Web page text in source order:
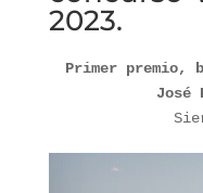
2023.
Primer premio,
José